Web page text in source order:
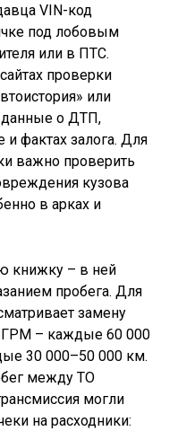
VIN-код
под лобовым
или в ПТС.
проверки
или
о ДТП,
и фактах залога. Для
важно проверить
кузова
в арках и
книжку – в ней
пробега. Для
замену
– каждые 60 000
30 000–50 000 км.
между ТО
могли
на расходники: